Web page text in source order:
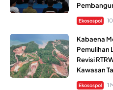
Ekosospol
Kabaena
Pemulihan
Revisi
Kawasan
Ekosospol 1